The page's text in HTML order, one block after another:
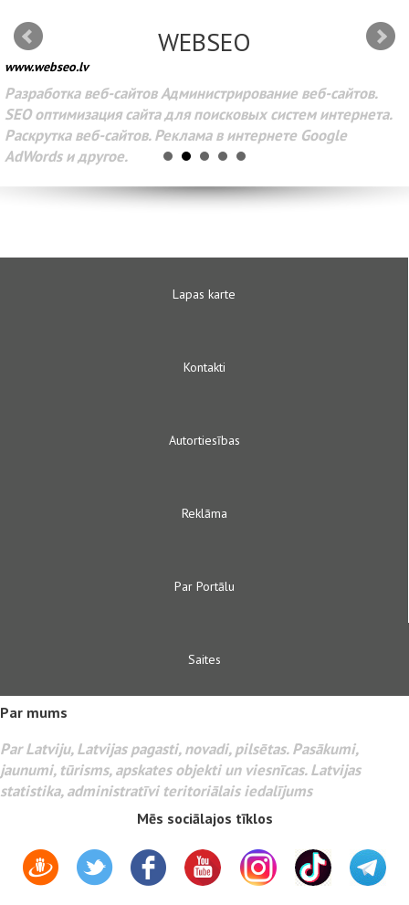
WEBSEO
www.webseo.lv
Разработка веб-сайтов Администрирование веб-сайтов.
SEO оптимизация сайта для поисковых систем интернета.
Раскрутка веб-сайтов. Реклама в интернете Google
AdWords и другое.
Lapas karte
Kontakti
Autortiesības
Reklāma
Par Portālu
Saites
Par mums
Par Latviju, Latvijas pagasti, novadi, pilsētas. Pasākumi,
jaunumi, tūrisms, apskates objekti un viesnīcas. Latvijas
statistika, administratīvi teritoriālais iedalījums
Mēs sociālajos tīklos